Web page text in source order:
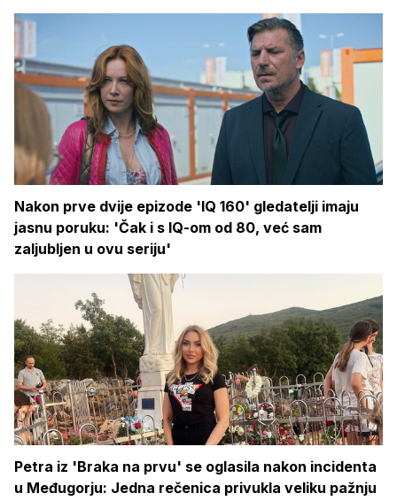
Nakon prve dvije epizode 'IQ 160' gledatelji imaju
jasnu poruku: 'Čak i s IQ-om od 80, već sam
zaljubljen u ovu seriju'
Petra iz 'Braka na prvu' se oglasila nakon incidenta
u Međugorju: Jedna rečenica privukla veliku pažnju